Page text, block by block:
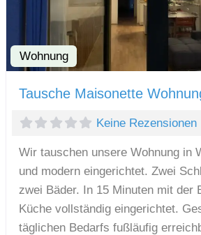
Wohnung
Tausche Maisonette
Keine Rezensionen
Wir tauschen unsere Wohnung in
und modern eingerichtet. Zwei
zwei Bäder. In 15 Minuten mit der
Küche vollständig eingerichtet.
täglichen Bedarfs fußläufig